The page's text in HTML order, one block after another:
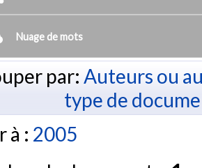
Nuage de mots
par: Auteurs ou
type de
à : 2005